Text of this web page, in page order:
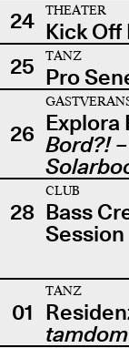
24
THEATER
Kick Off
25
TANZ
Pro
26 Explora
Bord?!
28
CLUB
Bass
Session
01
TANZ
tamdom